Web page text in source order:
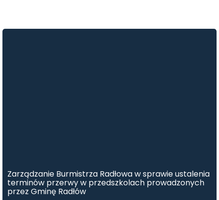
Zarządzanie Burmistrza Radłowa w sprawie ustalenia
terminów przerwy w przedszkolach prowadzonych
przez Gminę Radłów